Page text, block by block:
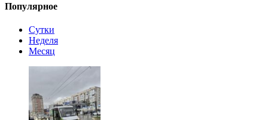
Популярное
Сутки
Неделя
Месяц